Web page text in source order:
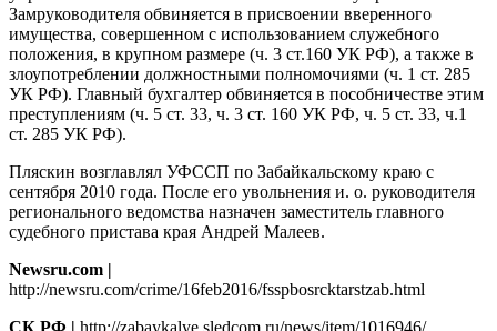
Замруководителя обвиняется в присвоении вверенного
имущества, совершенном с использованием служебного
положения, в крупном размере (ч. 3 ст.160 УК РФ), а также в
злоупотреблении должностными полномочиями (ч. 1 ст. 285
УК РФ). Главный бухгалтер обвиняется в пособничестве этим
преступлениям (ч. 5 ст. 33, ч. 3 ст. 160 УК РФ, ч. 5 ст. 33, ч.1
ст. 285 УК РФ).
Пляскин возглавлял УФССП по Забайкальскому краю с
сентября 2010 года. После его увольнения и. о. руководителя
регионального ведомства назначен заместитель главного
судебного пристава края Андрей Малеев.
Newsru.com |
http://newsru.com/crime/16feb2016/fsspbosrcktarstzab.html
СК РФ | http://zabaykalye.sledcom.ru/news/item/1016946/